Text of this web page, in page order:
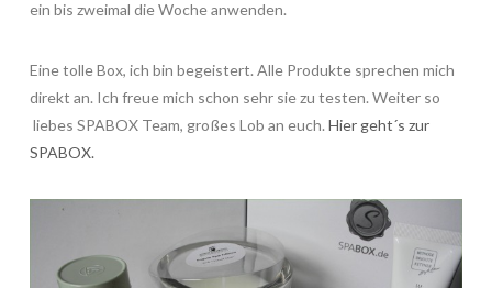
ein bis zweimal die Woche anwenden.
Eine tolle Box, ich bin begeistert. Alle Produkte sprechen mich
direkt an. Ich freue mich schon sehr sie zu testen. Weiter so
liebes SPABOX Team, großes Lob an euch. Hier geht´s zur
SPABOX.